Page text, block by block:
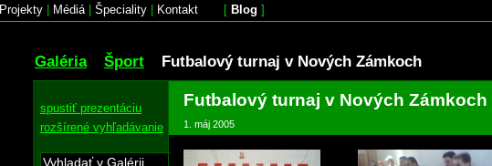
Projekty Médiá| Špeciality Kontakt [ Blog ]
Galéria Šport Futbalový turnaj v Nových Zámkoch
spustiť prezentáciu
rozšírené vyhľadávanie
Futbalový turnaj v Nových Zámkoch
1. máj 2005